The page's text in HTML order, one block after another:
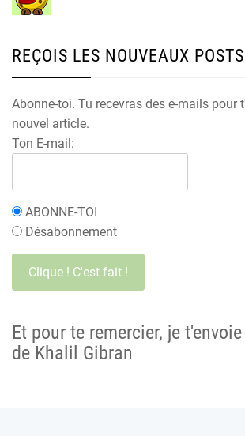
REÇOIS LES NOUVEAUX
Abonne-toi. Tu recevras des e-mails pour
nouvel article.
Ton E-mail:
ABONNE-TOI
Désabonnement
Et pour te remercier, je
de Khalil Gibran